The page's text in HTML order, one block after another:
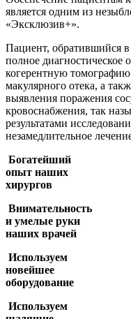
является одним из
«Эксклюзив+».
Пациент, обратившийся
полное диагностическое
когерентную томографию
макулярного отека, а
выявления поражения
кровоснабжения, так
результатами
незамедлительное
Богатейший
опыт наших
хирургов
Внимательность
и умелые руки
наших врачей
Используем
новейшее
оборудование
Используем